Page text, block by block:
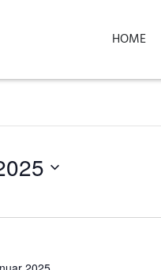
HOME